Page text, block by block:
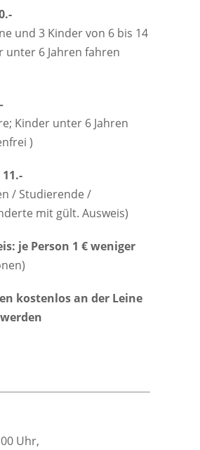
und 3 Kinder von 6 bis 14
unter 6 Jahren fahren
Kinder unter 6 Jahren
)
/ Studierende /
mit gült. Ausweis)
je Person 1 € weniger
kostenlos an der Leine
Uhr,